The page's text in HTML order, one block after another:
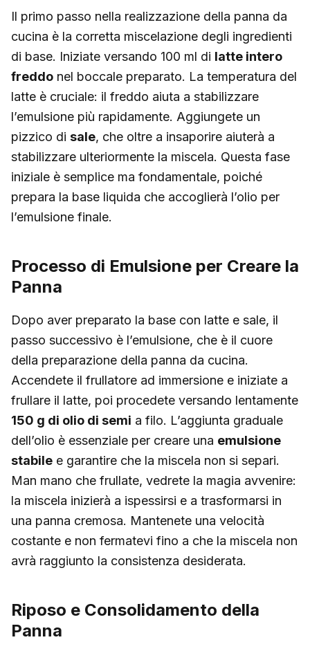
Il primo passo nella realizzazione della panna da
cucina è la corretta miscelazione degli ingredienti
di base. Iniziate versando 100 ml di latte intero
freddo nel boccale preparato. La temperatura del
latte è cruciale: il freddo aiuta a stabilizzare
l’emulsione più rapidamente. Aggiungete un
pizzico di sale, che oltre a insaporire aiuterà a
stabilizzare ulteriormente la miscela. Questa fase
iniziale è semplice ma fondamentale, poiché
prepara la base liquida che accoglierà l’olio per
l’emulsione finale.
Processo di Emulsione per Creare la
Panna
Dopo aver preparato la base con latte e sale, il
passo successivo è l’emulsione, che è il cuore
della preparazione della panna da cucina.
Accendete il frullatore ad immersione e iniziate a
frullare il latte, poi procedete versando lentamente
150 g di olio di semi a filo. L’aggiunta graduale
dell’olio è essenziale per creare una emulsione
stabile e garantire che la miscela non si separi.
Man mano che frullate, vedrete la magia avvenire:
la miscela inizierà a ispessirsi e a trasformarsi in
una panna cremosa. Mantenete una velocità
costante e non fermatevi fino a che la miscela non
avrà raggiunto la consistenza desiderata.
Riposo e Consolidamento della
Panna